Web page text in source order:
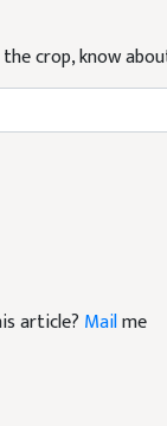
article?